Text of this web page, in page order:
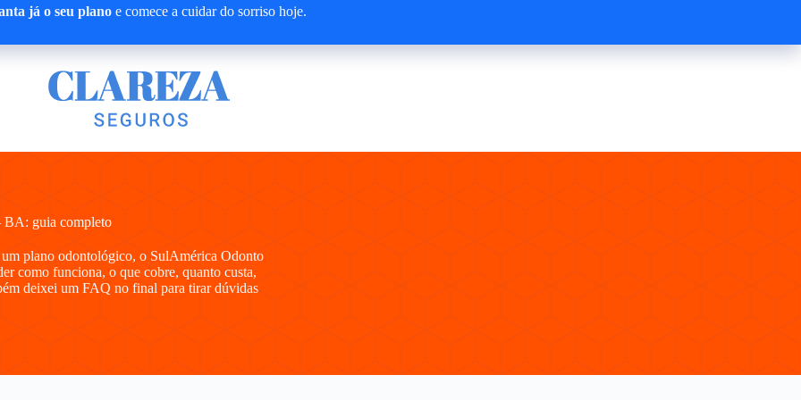
já o seu planoe comece a cuidar do sorriso hoje.
BA: guia completo
um plano odontológico, o SulAmérica Odonto
como funciona, o que cobre, quanto custa,
deixei um FAQ no final para tirar dúvidas